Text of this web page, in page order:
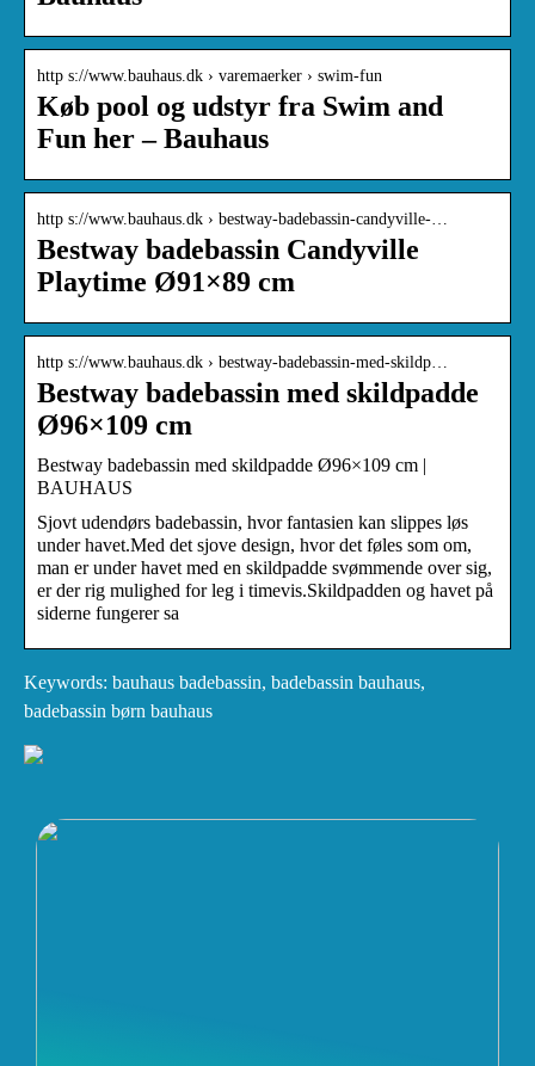
http s://www.bauhaus.dk › varemaerker › swim-fun
Køb pool og udstyr fra Swim and
Fun her – Bauhaus
http s://www.bauhaus.dk › bestway-badebassin-candyville-…
Bestway badebassin Candyville
Playtime Ø91×89 cm
http s://www.bauhaus.dk › bestway-badebassin-med-skildp…
Bestway badebassin med skildpadde
Ø96×109 cm
Bestway badebassin med skildpadde Ø96×109 cm |
BAUHAUS
Sjovt udendørs badebassin, hvor fantasien kan slippes løs
under havet.Med det sjove design, hvor det føles som om,
man er under havet med en skildpadde svømmende over sig,
er der rig mulighed for leg i timevis.Skildpadden og havet på
siderne fungerer sa
Keywords: bauhaus badebassin, badebassin bauhaus,
badebassin børn bauhaus